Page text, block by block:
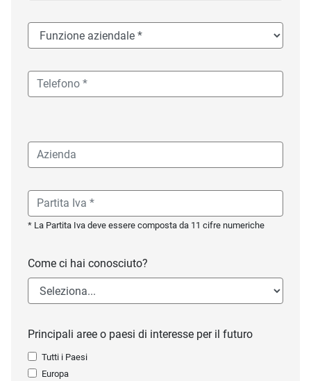
* La Partita Iva deve essere composta da 11 cifre numeriche
Come ci hai conosciuto?
Principali aree o paesi di interesse per il futuro
Tutti i Paesi
Europa